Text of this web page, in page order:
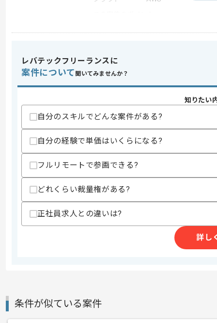
特徴
スキル
・Pythonを用いたWebアプリケーショ
・GitHub等のツールを用いたチームで
・プロジェクトやCIを0から整備した経
・インフラを含めたシステムアーキテク
・オブジェクト指向に基づいたシステ
・scikit-learnなどの機械学習ライブラ
上記に似た経験やスキルをお持ちであれば
精算・お支払い
精算基準時間
支払いサイト
15日
レバテックフリーランスに
案件について 聞いてみませんか？
知りたい
自分のスキルでどんな案件がある?
自分の経験で単価はいくらになる?
フルリモートで参画できる?
どれくらい裁量権がある?
正社員求人との違いは?
詳し
条件が似ている案件